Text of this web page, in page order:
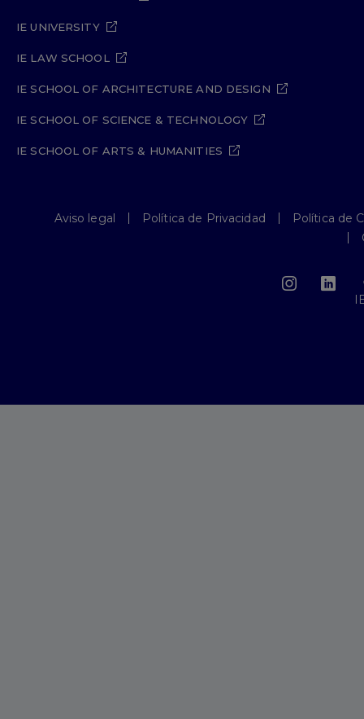
IE UNIVERSITY
IE LAW SCHOOL
IE SCHOOL OF ARCHITECTURE AND DESIGN
IE SCHOOL OF SCIENCE & TECHNOLOGY
IE SCHOOL OF ARTS & HUMANITIES
Aviso legal Política de Privacidad
Política de